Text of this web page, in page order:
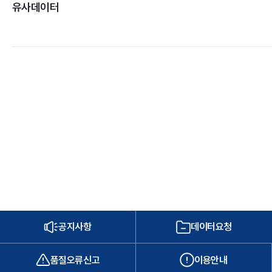
유사데이터
공지사항 데이터요청
품질오류신고 이용안내